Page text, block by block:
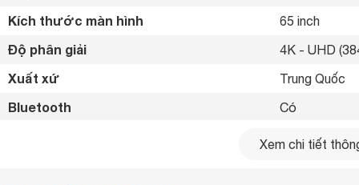
Kích thước màn hình 65 inch
Độ phân giải 4K - UHD
Xuất xứ Trung Quốc
Bluetooth Có
Cổng LAN,
Xem chi tiết